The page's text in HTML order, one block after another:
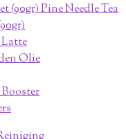
(90gr) Pine Needle Tea
Olie